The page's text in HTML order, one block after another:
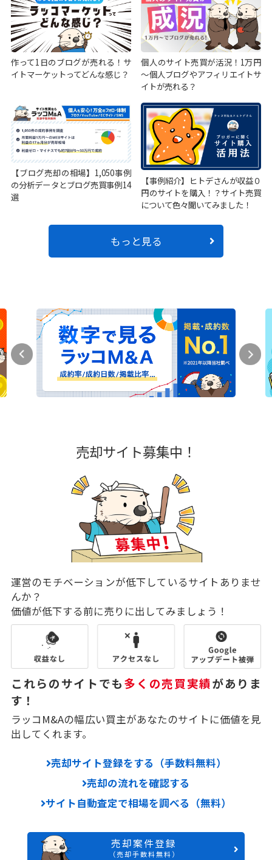
作って1日のブログが売れる！サ
イトマーケットってどんな感じ？
個人のサイト売買が活況！1万円
～個人ブログやアフィリエイトサ
イトが売れる？
【ブログ売却の相場】1,050事例
の分析データとブログ売買事例14
選
【事例紹介】ヒトデさんが収益０
円のサイトを購入！？サイト売買
について色々聞いてみました！
もっと見る
売却サイト募集中！
運営のモチベーションが低下しているサイトありませ
んか？
価値が低下する前に売りに出してみましょう！
これらのサイトでも多くの売買実績がありま
す！
ラッコM&Aの幅広い買主があなたのサイトに価値を見
出してくれます。
売却サイト登録をする（手数料無料）
売却の流れを確認する
サイト自動査定で相場を調べる（無料）
売却案件登録
（売却手数料無料）